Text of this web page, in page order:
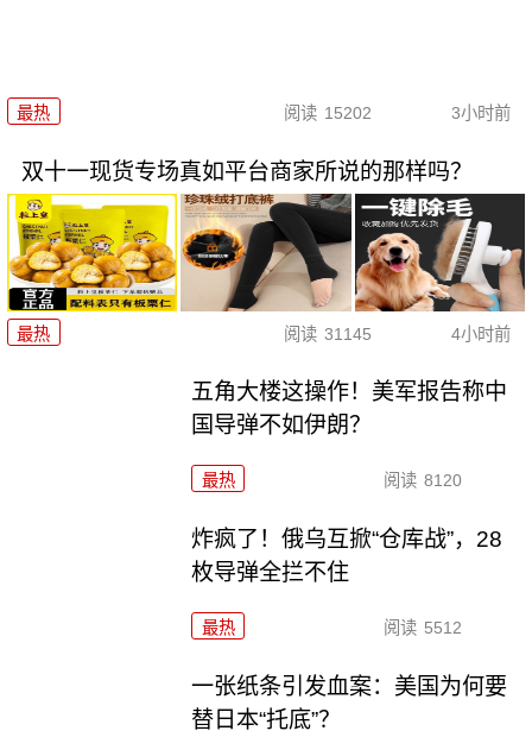
最热 阅读 15202 3小时前
双十一现货专场真如平台商家所说的那样吗？
最热 阅读 31145 4小时前
五角大楼这操作！美军报告称中
国导弹不如伊朗？
最热 阅读 8120
炸疯了！俄乌互掀“仓库战”，28
枚导弹全拦不住
最热 阅读 5512
一张纸条引发血案：美国为何要
替日本“托底”？